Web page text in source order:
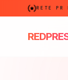
RETE PR